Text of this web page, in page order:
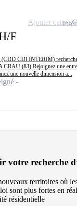
F
(CDD CDI INTERIM)
(83) Rejoignez une
une nouvelle dimension a...
Ajouter cette
votre recherche
territoires où
sont plus fortes en
résidentielle